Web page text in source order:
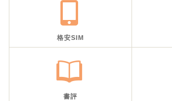
格安SIM
書評